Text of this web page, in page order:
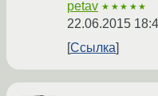
petav ★★★★★
22.06.2015
Ссылка